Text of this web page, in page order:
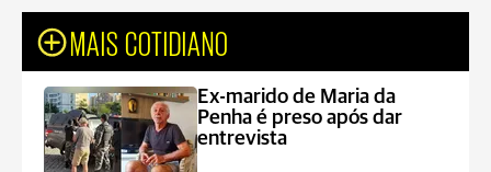
MAIS COTIDIANO
Ex-marido de Maria da
Penha é preso após dar
entrevista